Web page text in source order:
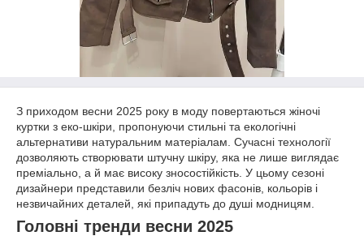
З приходом весни 2025 року в моду повертаються жіночі
куртки з еко-шкіри, пропонуючи стильні та екологічні
альтернативи натуральним матеріалам. Сучасні технології
дозволяють створювати штучну шкіру, яка не лише виглядає
преміально, а й має високу зносостійкість. У цьому сезоні
дизайнери представили безліч нових фасонів, кольорів і
незвичайних деталей, які припадуть до душі модницям.
Головні тренди весни 2025